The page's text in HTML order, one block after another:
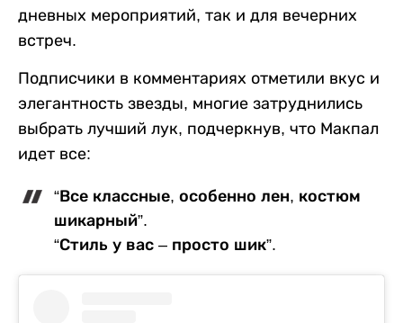
дневных мероприятий, так и для вечерних
встреч.
Подписчики в комментариях отметили вкус и
элегантность звезды, многие затруднились
выбрать лучший лук, подчеркнув, что Макпал
идет все:
“Все классные, особенно лен, костюм
шикарный”.
“Стиль у вас – просто шик”.